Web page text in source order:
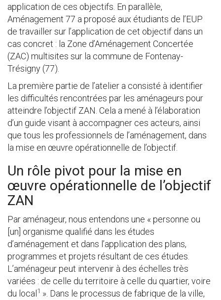
application de ces objectifs. En parallèle,
Aménagement 77 a proposé aux étudiants de l’EUP
de travailler sur l’application de cet objectif dans un
cas concret : la Zone d’Aménagement Concertée
(ZAC) multisites sur la commune de Fontenay-
Trésigny (77).
La première partie de l’atelier a consisté à identifier
les difficultés rencontrées par les aménageurs pour
atteindre l’objectif ZAN. Cela a mené à l’élaboration
d’un guide visant à accompagner ces acteurs, ainsi
que tous les professionnels de l’aménagement, dans
la mise en œuvre opérationnelle de l’objectif.
Un rôle pivot pour la mise en
œuvre opérationnelle de l’objectif
ZAN
Par aménageur, nous entendons une « personne ou
[un] organisme qualifié dans les études
d’aménagement et dans l’application des plans,
programmes et projets résultant de ces études.
L’aménageur peut intervenir à des échelles très
variées : de celle du territoire à celle du quartier, voire
du local 1 ». Dans le processus de fabrique de la ville,